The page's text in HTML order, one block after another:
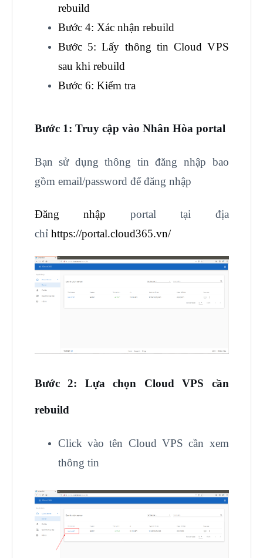
rebuild
Bước 4: Xác nhận rebuild
Bước 5: Lấy thông tin Cloud VPS
sau khi rebuild
Bước 6: Kiểm tra
Bước 1: Truy cập vào Nhân Hòa portal
Bạn sử dụng thông tin đăng nhập bao
gồm email/password để đăng nhập
Đăng nhập portal tại địa
chỉ https://portal.cloud365.vn/
Bước 2: Lựa chọn Cloud VPS cần
rebuild
Click vào tên Cloud VPS cần xem
thông tin